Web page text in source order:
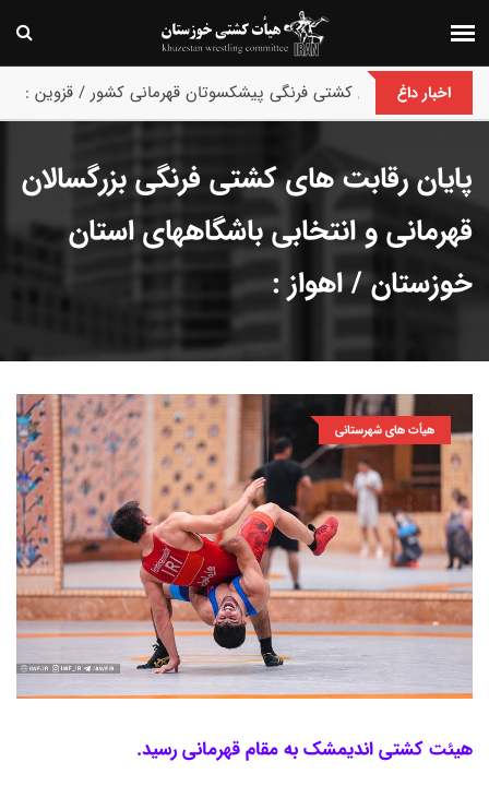
اخبار داغ با اعلام هیئت کشتی خوزستان :
پایان رقابت های کشتی فرنگی بزرگسالان
قهرمانی و انتخابی باشگاههای استان
خوزستان / اهواز :
هیأت های شهرستانی
هیئت کشتی اندیمشک به مقام قهرمانی رسید.